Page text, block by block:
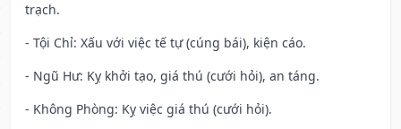
trạch.
- Tội Chỉ: Xấu với việc tế tự (cúng bái), kiện cáo.
- Ngũ Hư: Kỵ khởi tạo, giá thú (cưới hỏi), an táng.
- Không Phòng: Kỵ việc giá thú (cưới hỏi).